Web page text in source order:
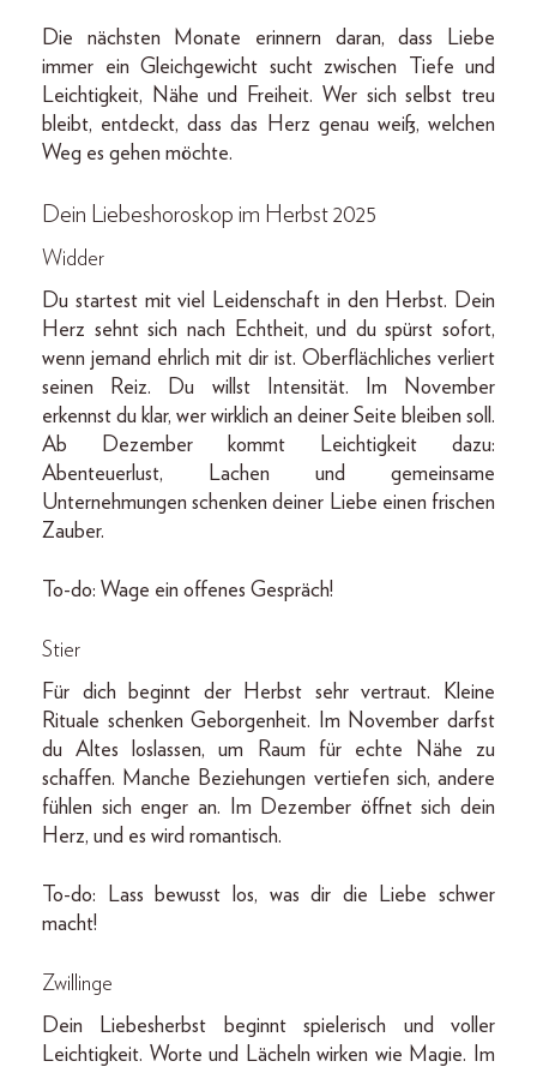
Die nächsten Monate erinnern daran, dass Liebe
immer ein Gleichgewicht sucht zwischen Tiefe und
Leichtigkeit, Nähe und Freiheit. Wer sich selbst treu
bleibt, entdeckt, dass das Herz genau weiß, welchen
Weg es gehen möchte.
Dein Liebeshoroskop im Herbst 2025
Widder
Du startest mit viel Leidenschaft in den Herbst. Dein
Herz sehnt sich nach Echtheit, und du spürst sofort,
wenn jemand ehrlich mit dir ist. Oberflächliches verliert
seinen Reiz. Du willst Intensität. Im November
erkennst du klar, wer wirklich an deiner Seite bleiben soll.
Ab Dezember kommt Leichtigkeit dazu:
Abenteuerlust, Lachen und gemeinsame
Unternehmungen schenken deiner Liebe einen frischen
Zauber.
To-do: Wage ein offenes Gespräch!
Stier
Für dich beginnt der Herbst sehr vertraut. Kleine
Rituale schenken Geborgenheit. Im November darfst
du Altes loslassen, um Raum für echte Nähe zu
schaffen. Manche Beziehungen vertiefen sich, andere
fühlen sich enger an. Im Dezember öffnet sich dein
Herz, und es wird romantisch.
To-do: Lass bewusst los, was dir die Liebe schwer
macht!
Zwillinge
Dein Liebesherbst beginnt spielerisch und voller
Leichtigkeit. Worte und Lächeln wirken wie Magie. Im